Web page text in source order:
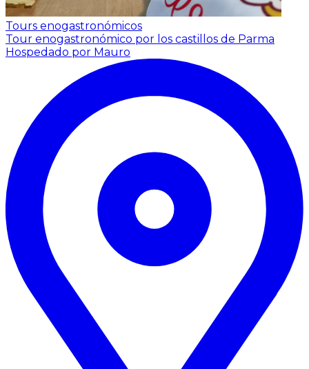
Tours enogastronómicos
Tour enogastronómico por los castillos de Parma
Hospedado por Mauro